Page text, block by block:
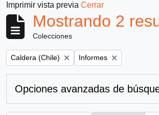
Imprimir vista previa Cerrar
Mostrando 2
Colecciones
Remove filter:
Caldera (Chile) Remove filter:
Informes
Opciones avanzadas de